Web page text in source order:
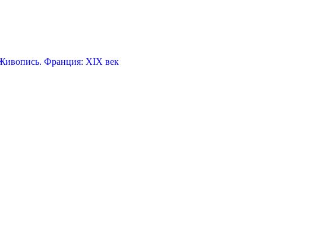
Франция: XIX век